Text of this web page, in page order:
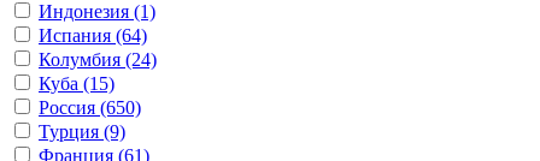
Индонезия (1)
Испания (64)
Колумбия (24)
Куба (15)
Россия (650)
Турция (9)
Франция (61)